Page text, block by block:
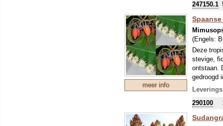
247150.1
meer info
(Engels:
Deze
stevige,
ontstaan.
gedroogd
eetbaar:
zaden
290100